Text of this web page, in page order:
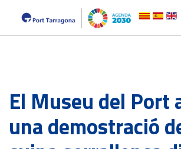
El Museu del Port
una demostració